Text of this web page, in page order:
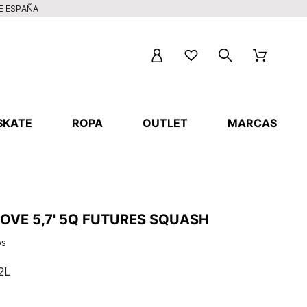
ESPAÑA
ROPA OUTLET MARCAS
5,7' 5Q FUTURES SQUASH